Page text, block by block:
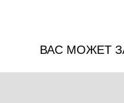
ВАС МОЖЕТ